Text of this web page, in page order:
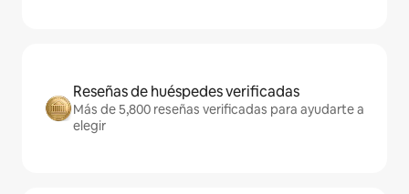
Reseñas de huéspedes verificadas
Más de 5,800 reseñas verificadas para ayudarte a
elegir